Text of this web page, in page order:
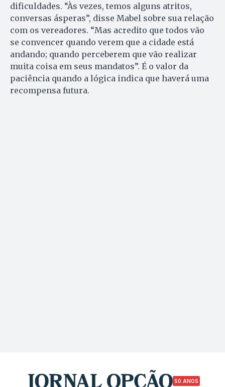
dificuldades. “Às vezes, temos alguns atritos,
conversas ásperas”, disse Mabel sobre sua relação
com os vereadores. “Mas acredito que todos vão
se convencer quando verem que a cidade está
andando; quando perceberem que vão realizar
muita coisa em seus mandatos”. É o valor da
paciência quando a lógica indica que haverá uma
recompensa futura.
50 ANOS